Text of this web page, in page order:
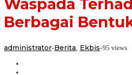
Waspada
Berbagai
administrator-Berita Ekbis-95 views